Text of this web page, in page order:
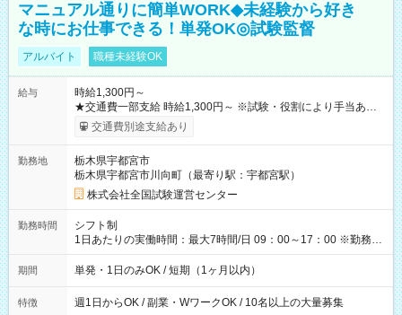
マニュアル通りに簡単WORK◆未経験から好き
な時にお仕事できる！単発OK◎試験監督
アルバイト 職種未経験OK
給与
時給1,300円～
★交通費一部支給 時給1,300円～ ※試験・役割により手当あり
※勤務回数により昇給あり 【即給（前払い）オプションあ
り！】 希望される場合、勤務から1週間ほどで給与の一部を受け
例】 ・河合塾模擬試験 8:30～17:30（休憩1時間） 時給1,300円
×8時間＝日収10,400円＋交通費 ※当日の役割により時給＋100
円の場合あり ・国家試験 7:00～13:30（休憩なし） 時給1,300
円（役割手当＋100円）×6時間＝日収8,400円＋交通費 【試用期
間】試用期間なし
交通費別途支給あり
勤務地
栃木県宇都宮市
栃木県宇都宮市川向町（最寄り駅：宇都宮駅）
株式会社全国試験運営センター
勤務時間
シフト制
1日あたりの実働時間：最大7時間/日 09：00～17：00 ※勤務時
間は 試験により異なります。
期間 単発・1日のみOK / 短期（1ヶ月以内）
特徴 週1日からOK / 副業・WワークOK / 10名以上の大量募集